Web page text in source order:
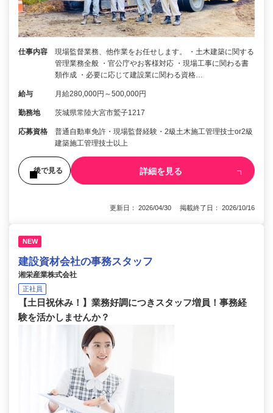
仕事内容
現場監督業務、他作業をお任せします。 ・土木建築に関する
管理業務全般 ・官公庁やお客様対応 ・現場工事に関わる書
類作成 ・必要に応じて建設業に関わる資格…
給与 月給280,000円～500,000円
勤務地 茨城県常陸大宮市鷲子1217
応募資格
普通自動車免許・現場監督経験・2級土木施工管理技士or2級
建築施工管理技士以上
後で見る 詳細を見る
更新日： 2026/04/30 掲載終了日： 2026/10/16
NEW
建設資材会社の事務スタッフ
湘栄産業株式会社
正社員
【土日祝休み！】業務好調につきスタッフ増員！事務経
験を活かしませんか？